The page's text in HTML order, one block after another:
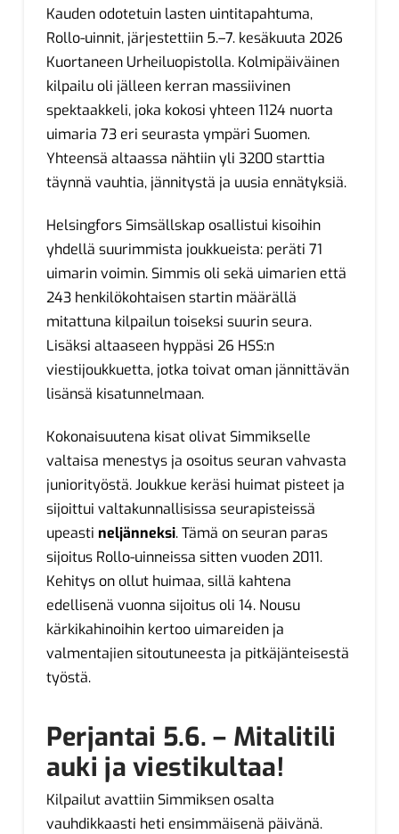
Kauden odotetuin lasten uintitapahtuma,
Rollo-uinnit, järjestettiin 5.–7. kesäkuuta 2026
Kuortaneen Urheiluopistolla. Kolmipäiväinen
kilpailu oli jälleen kerran massiivinen
spektaakkeli, joka kokosi yhteen 1124 nuorta
uimaria 73 eri seurasta ympäri Suomen.
Yhteensä altaassa nähtiin yli 3200 starttia
täynnä vauhtia, jännitystä ja uusia ennätyksiä.
Helsingfors Simsällskap osallistui kisoihin
yhdellä suurimmista joukkueista: peräti 71
uimarin voimin. Simmis oli sekä uimarien että
243 henkilökohtaisen startin määrällä
mitattuna kilpailun toiseksi suurin seura.
Lisäksi altaaseen hyppäsi 26 HSS:n
viestijoukkuetta, jotka toivat oman jännittävän
lisänsä kisatunnelmaan.
Kokonaisuutena kisat olivat Simmikselle
valtaisa menestys ja osoitus seuran vahvasta
juniorityöstä. Joukkue keräsi huimat pisteet ja
sijoittui valtakunnallisissa seurapisteissä
upeasti neljänneksi. Tämä on seuran paras
sijoitus Rollo-uinneissa sitten vuoden 2011.
Kehitys on ollut huimaa, sillä kahtena
edellisenä vuonna sijoitus oli 14. Nousu
kärkikahinoihin kertoo uimareiden ja
valmentajien sitoutuneesta ja pitkäjänteisestä
työstä.
Perjantai 5.6. – Mitalitili
auki ja viestikultaa!
Kilpailut avattiin Simmiksen osalta
vauhdikkaasti heti ensimmäisenä päivänä.